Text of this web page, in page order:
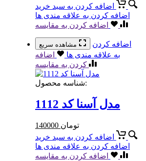
اضافه کردن به سبد خرید
اضافه کردن به علاقه مندی ها
اضافه کردن به مقایسه
مشاهده سریع
اضافه کردن
به علاقه مندی ها
اضافه
کردن به مقایسه
شناسه محصول:
مدل آسنا کد 1112
140000 تومان
اضافه کردن به سبد خرید
اضافه کردن به علاقه مندی ها
اضافه کردن به مقایسه